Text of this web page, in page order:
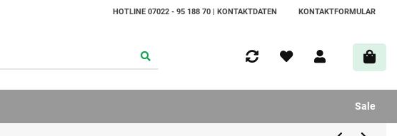
HOTLINE 07022 - 95 188 70 | KONTAKTDATEN KONTAKTFORMULAR
Sale